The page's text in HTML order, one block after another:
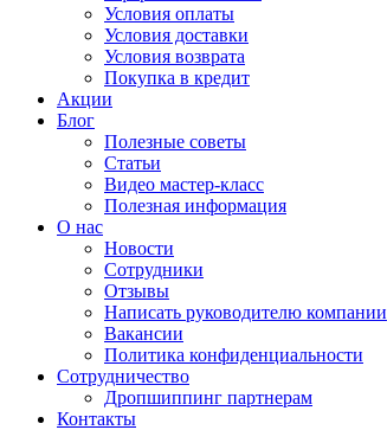
Условия оплаты
Условия доставки
Условия возврата
Покупка в кредит
Акции
Блог
Полезные советы
Статьи
Видео мастер-класс
Полезная информация
О нас
Новости
Сотрудники
Отзывы
Написать руководителю компании
Вакансии
Политика конфиденциальности
Сотрудничество
Дропшиппинг партнерам
Контакты